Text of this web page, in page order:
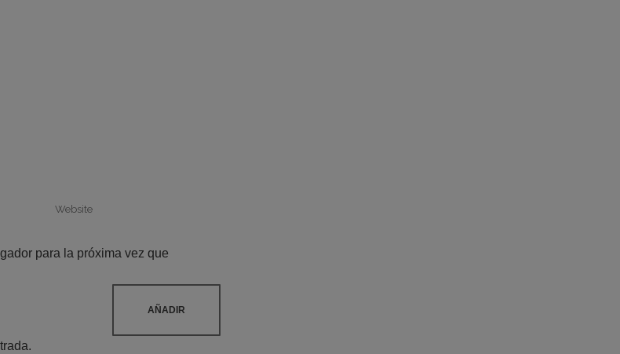
para la próxima vez que